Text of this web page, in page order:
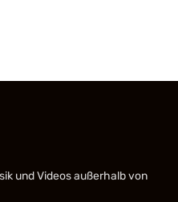
und Videos außerhalb von